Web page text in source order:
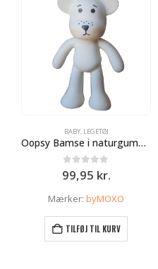
BABY, LEGETØJ
Oopsy Bamse i naturgummi – Hvid
0 ud af 5
99,95 kr.
Mærker: byMOXO
TILFØJ TIL KURV